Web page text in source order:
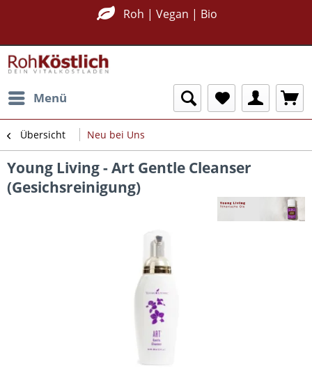
Roh | Vegan | Bio
Menü
Übersicht Neu bei Uns
Young Living - Art Gentle Cleanser
(Gesichsreinigung)